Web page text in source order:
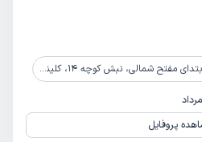
شمالی، نبش کوچه 14، کلینیک بهبود
پروفایل